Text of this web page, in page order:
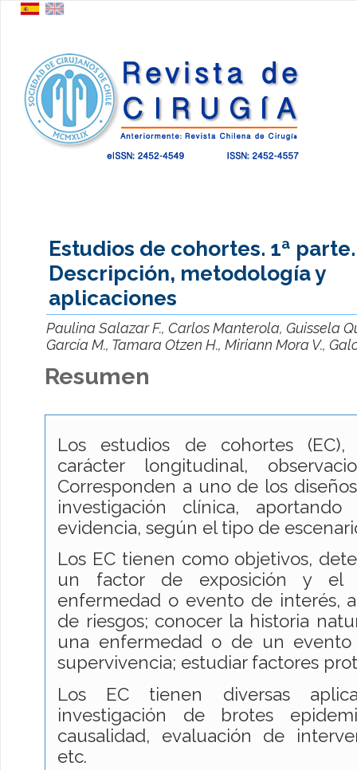
Estudios de cohortes. 1ª parte.
Descripción, metodología y
aplicaciones
Paulina Salazar F., Carlos Manterola, Guissela
García M., Tamara Otzen H., Miriann Mora V.,
Resumen
Los estudios de cohortes
carácter longitudinal,
Corresponden a uno de los
investigación clínica,
evidencia, según el tipo de
Los EC tienen como objetivos,
un factor de exposición y el
enfermedad o evento de interés,
de riesgos; conocer la historia
una enfermedad o de un
supervivencia; estudiar factores
Los EC tienen diversas
investigación de brotes
causalidad, evaluación de
etc.